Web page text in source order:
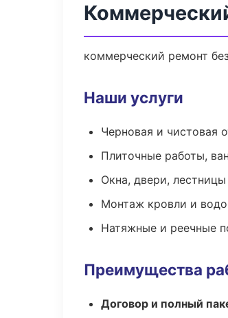
коммерческий ремонт
Наши услуги
Черновая и чистовая
Плиточные работы,
Окна, двери, лестницы
Монтаж кровли и
Натяжные и реечные
Преимущества
Договор и полный